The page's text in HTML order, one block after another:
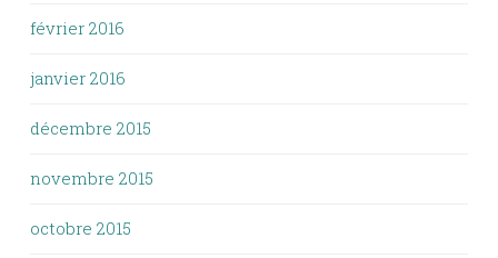
février 2016
janvier 2016
décembre 2015
novembre 2015
octobre 2015